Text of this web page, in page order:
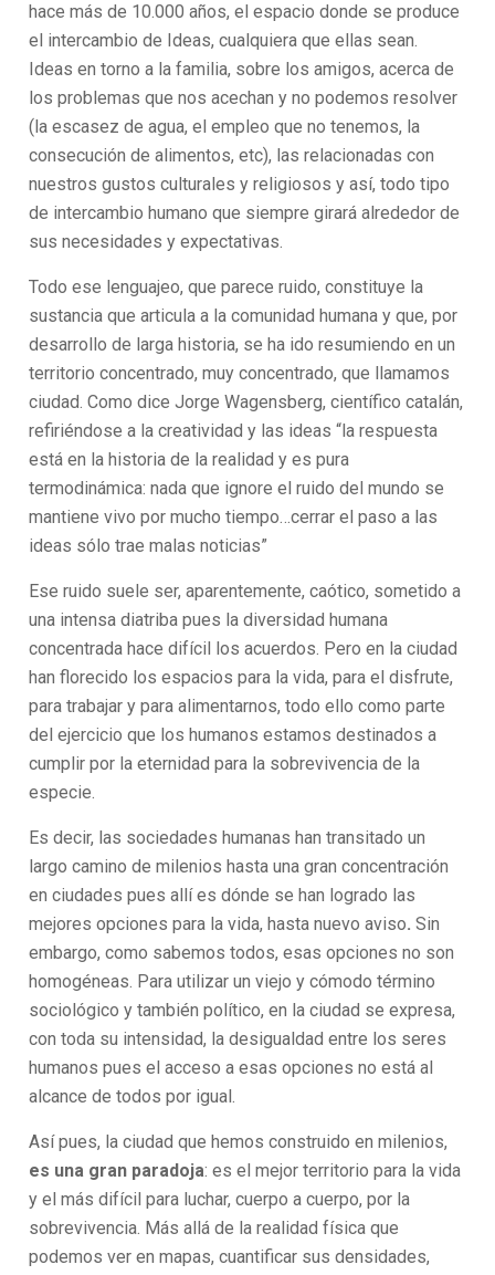
hace más de 10.000 años, el espacio donde se produce
el intercambio de Ideas, cualquiera que ellas sean.
Ideas en torno a la familia, sobre los amigos, acerca de
los problemas que nos acechan y no podemos resolver
(la escasez de agua, el empleo que no tenemos, la
consecución de alimentos, etc), las relacionadas con
nuestros gustos culturales y religiosos y así, todo tipo
de intercambio humano que siempre girará alrededor de
sus necesidades y expectativas.
Todo ese lenguajeo, que parece ruido, constituye la
sustancia que articula a la comunidad humana y que, por
desarrollo de larga historia, se ha ido resumiendo en un
territorio concentrado, muy concentrado, que llamamos
ciudad. Como dice Jorge Wagensberg, científico catalán,
refiriéndose a la creatividad y las ideas “la respuesta
está en la historia de la realidad y es pura
termodinámica: nada que ignore el ruido del mundo se
mantiene vivo por mucho tiempo…cerrar el paso a las
ideas sólo trae malas noticias”
Ese ruido suele ser, aparentemente, caótico, sometido a
una intensa diatriba pues la diversidad humana
concentrada hace difícil los acuerdos. Pero en la ciudad
han florecido los espacios para la vida, para el disfrute,
para trabajar y para alimentarnos, todo ello como parte
del ejercicio que los humanos estamos destinados a
cumplir por la eternidad para la sobrevivencia de la
especie.
Es decir, las sociedades humanas han transitado un
largo camino de milenios hasta una gran concentración
en ciudades pues allí es dónde se han logrado las
mejores opciones para la vida, hasta nuevo aviso. Sin
embargo, como sabemos todos, esas opciones no son
homogéneas. Para utilizar un viejo y cómodo término
sociológico y también político, en la ciudad se expresa,
con toda su intensidad, la desigualdad entre los seres
humanos pues el acceso a esas opciones no está al
alcance de todos por igual.
Así pues, la ciudad que hemos construido en milenios,
es una gran paradoja: es el mejor territorio para la vida
y el más difícil para luchar, cuerpo a cuerpo, por la
sobrevivencia. Más allá de la realidad física que
podemos ver en mapas, cuantificar sus densidades,